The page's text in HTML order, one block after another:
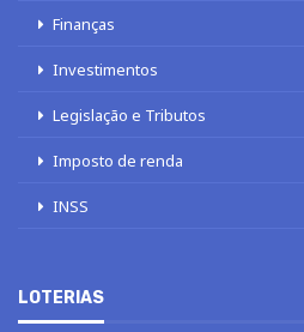
Finanças
Investimentos
Legislação e Tributos
Imposto de renda
INSS
LOTERIAS